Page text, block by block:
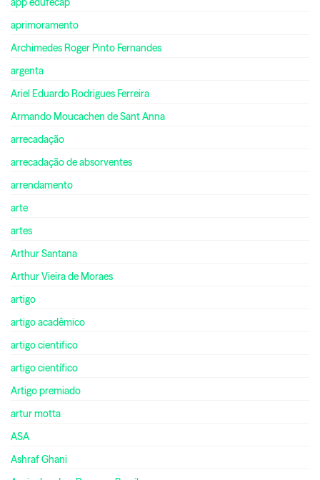
aprimoramento
Archimedes Roger Pinto Fernandes
argenta
Ariel Eduardo Rodrigues Ferreira
Armando Moucachen de Sant Anna
arrecadação
arrecadação de absorventes
arrendamento
arte
artes
Arthur Santana
Arthur Vieira de Moraes
artigo
artigo acadêmico
artigo cientifico
artigo científico
Artigo premiado
artur motta
ASA
Ashraf Ghani